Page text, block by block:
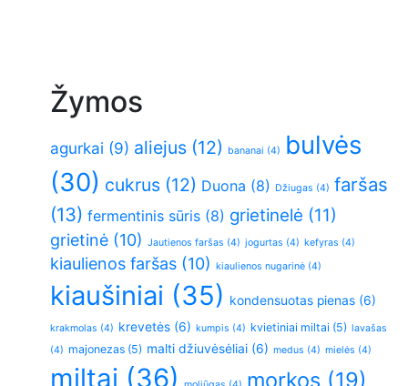
Žymos
agurkai (9) aliejus (12) bananai (4)
bulvės
(30) cukrus (12) Duona (8) Džiugas (4) faršas
(13) fermentinis sūris (8) grietinelė (11)
grietinė (10) Jautienos faršas (4) jogurtas (4) kefyras (4)
kiaulienos faršas (10) kiaulienos nugarinė (4)
kiaušiniai (35) kondensuotas pienas (6)
krakmolas (4) krevetės (6) kumpis (4) kvietiniai miltai (5) lavašas
(4) majonezas (5) malti džiuvėsėliai (6) medus (4) mielės (4)
miltai (36) morkos (19)